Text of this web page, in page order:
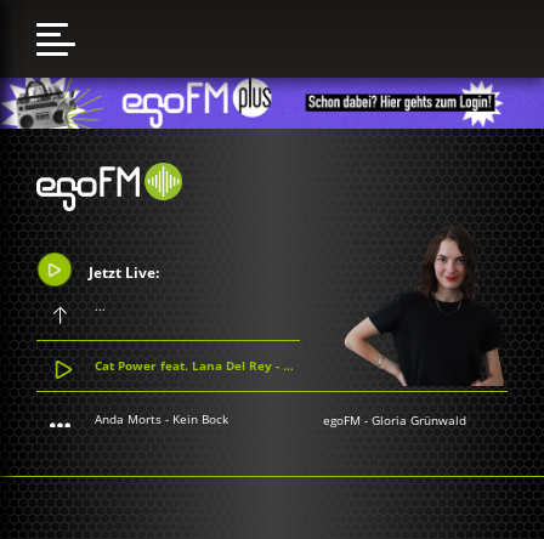
Jetzt Live:
...
Cat Power feat. Lana Del Rey - Woman
Anda Morts - Kein Bock egoFM -Gloria Grünwald